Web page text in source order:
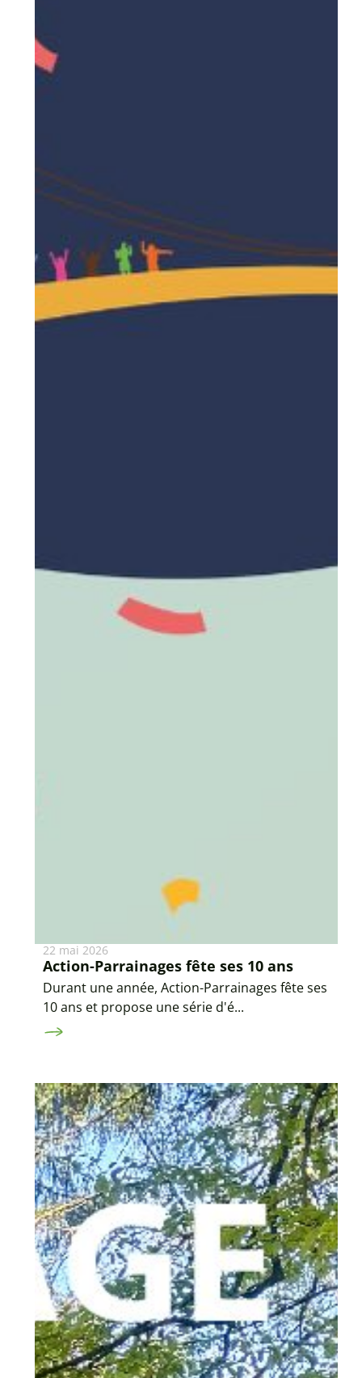
22 mai 2026
Action-Parrainages fête ses 10 ans
Durant une année, Action-Parrainages fête ses
10 ans et propose une série d'é...